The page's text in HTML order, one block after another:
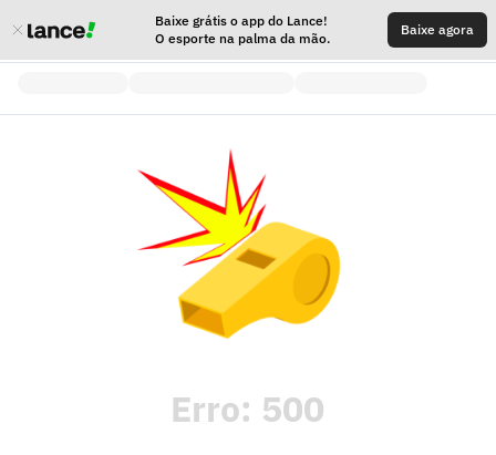
Baixe grátis o app do Lance!
O esporte na palma da mão.
Baixe agora
Erro: 500